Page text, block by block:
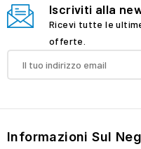
Iscriviti alla
Ricevi tutte le
offerte.
Informazioni Sul